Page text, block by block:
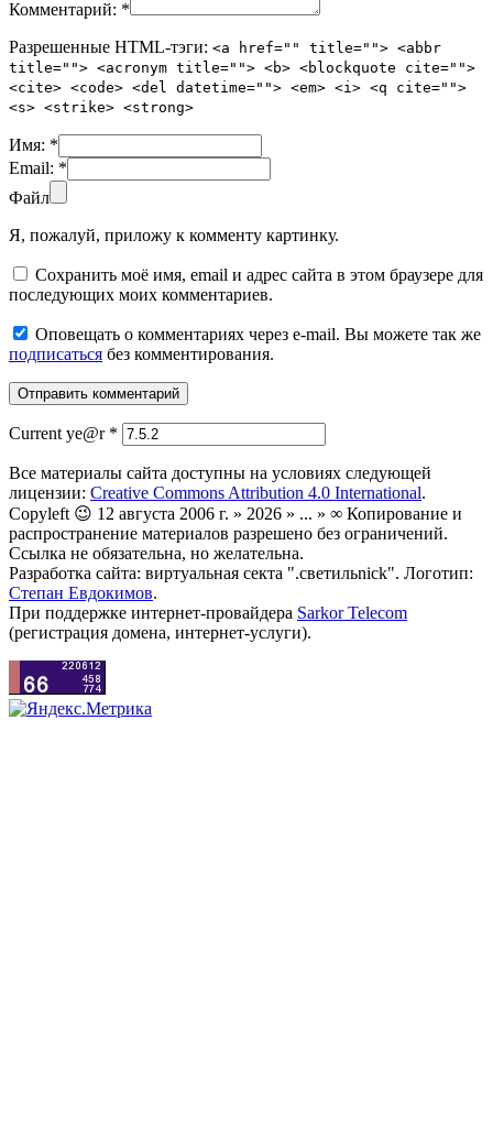
Комментарий: *
Разрешенные HTML-тэги: <a href="" title=""> <abbr
title=""> <acronym title=""> <b> <blockquote cite="">
<cite> <code> <del datetime=""> <em> <i> <q cite="">
<s> <strike> <strong>
Имя: *
Email: *
Файл
Я, пожалуй, приложу к комменту картинку.
Сохранить моё имя, email и адрес сайта в этом браузере для
последующих моих комментариев.
Оповещать о комментариях через e-mail. Вы можете так же
подписаться без комментирования.
Current ye@r *
Все материалы сайта доступны на условиях следующей
лицензии: Creative Commons Attribution 4.0 International.
Copyleft 😉 12 августа 2006 г. » 2026 » ... » ∞ Копирование и
распространение материалов разрешено без ограничений.
Ссылка не обязательна, но желательна.
Разработка сайта: виртуальная секта ".светильnick". Логотип:
Степан Евдокимов.
При поддержке интернет-провайдера Sarkor Telecom
(регистрация домена, интернет-услуги).